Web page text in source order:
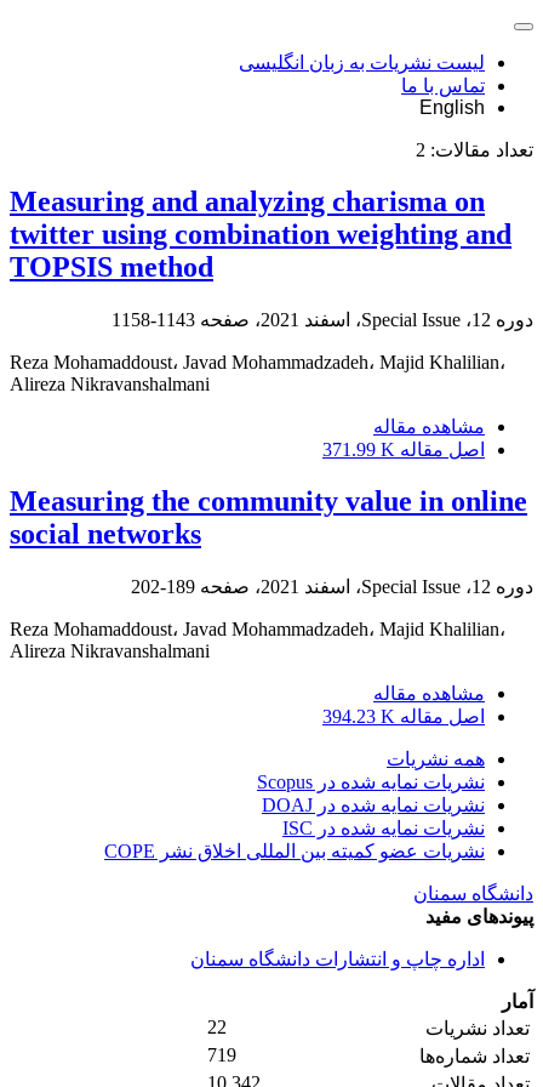
لیست نشریات به زبان انگلیسی
تماس با ما
English
تعداد مقالات: 2
Measuring and analyzing charisma on
twitter using combination weighting and
TOPSIS method
دوره 12، Special Issue، اسفند 2021، صفحه 1143-1158
Reza Mohamaddoust، Javad Mohammadzadeh، Majid Khalilian،
Alireza Nikravanshalmani
مشاهده مقاله
اصل مقاله 371.99 K
Measuring the community value in online
social networks
دوره 12، Special Issue، اسفند 2021، صفحه 189-202
Reza Mohamaddoust، Javad Mohammadzadeh، Majid Khalilian،
Alireza Nikravanshalmani
مشاهده مقاله
اصل مقاله 394.23 K
همه نشریات
نشریات نمایه شده در Scopus
نشریات نمایه شده در DOAJ
نشریات نمایه شده در ISC
نشریات عضو کمیته بین المللی اخلاق نشر COPE
دانشگاه سمنان
پیوندهای مفید
اداره چاپ و انتشارات دانشگاه سمنان
آمار
تعداد نشریات
22
تعداد شماره‌ها
719
10,342